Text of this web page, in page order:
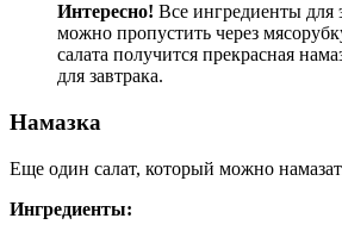
Интересно! Все ингредиенты для
можно пропустить через
салата получится прекрасная
для завтрака.
Намазка
Еще один салат, который можно
Ингредиенты: